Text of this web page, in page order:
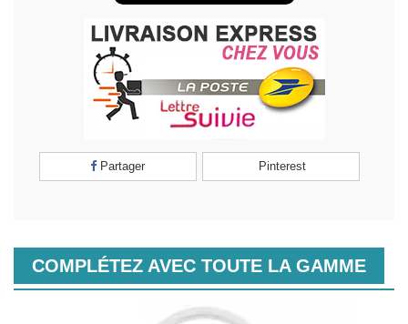
Partager Pinterest
COMPLÉTEZ AVEC TOUTE LA GAMME